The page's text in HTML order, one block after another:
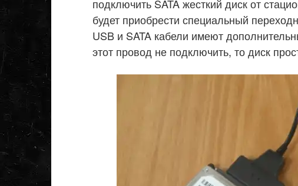
подключить SATA жесткий диск от
будет приобрести специальный
USB и SATA кабели имеют
этот провод не подключить, то диск